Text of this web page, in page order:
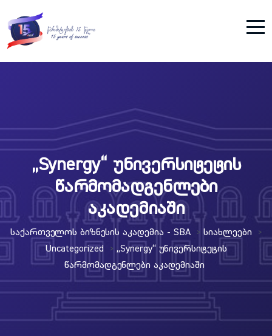
„Synergy“ უნივერსიტეტის
წარმომადგენლები
აკადემიაში
Საქართველოს Ბიზნესის Აკადემია - SBA > Სიახლეები >
Uncategorized > „Synergy“ Უნივერსიტეტის
Წარმომადგენლები Აკადემიაში